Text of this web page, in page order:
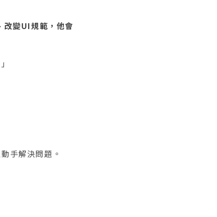
改變UI規範，他會
手解決問題。